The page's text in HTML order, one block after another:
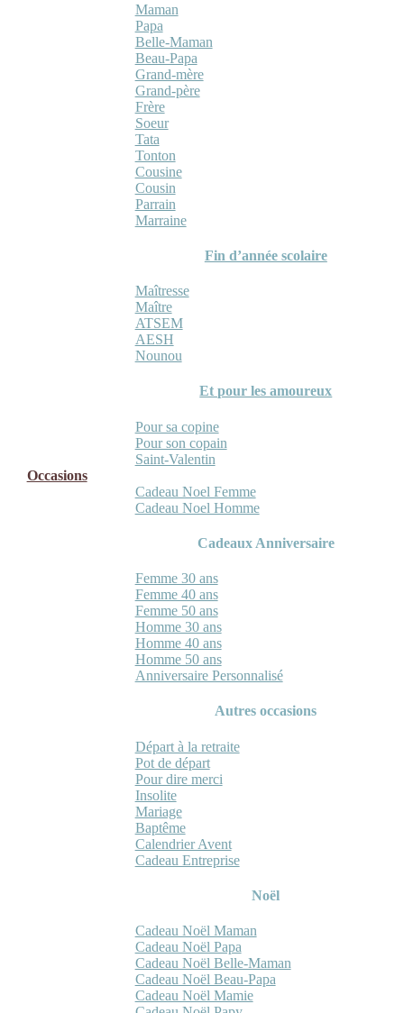
Maman
Papa
Belle-Maman
Beau-Papa
Grand-mère
Grand-père
Frère
Soeur
Tata
Tonton
Cousine
Cousin
Parrain
Marraine
Fin d’année scolaire
Maîtresse
Maître
ATSEM
AESH
Nounou
Et pour les amoureux
Pour sa copine
Pour son copain
Saint-Valentin
Occasions
Cadeau Noel Femme
Cadeau Noel Homme
Cadeaux Anniversaire
Femme 30 ans
Femme 40 ans
Femme 50 ans
Homme 30 ans
Homme 40 ans
Homme 50 ans
Anniversaire Personnalisé
Autres occasions
Départ à la retraite
Pot de départ
Pour dire merci
Insolite
Mariage
Baptême
Calendrier Avent
Cadeau Entreprise
Noël
Cadeau Noël Maman
Cadeau Noël Papa
Cadeau Noël Belle-Maman
Cadeau Noël Beau-Papa
Cadeau Noël Mamie